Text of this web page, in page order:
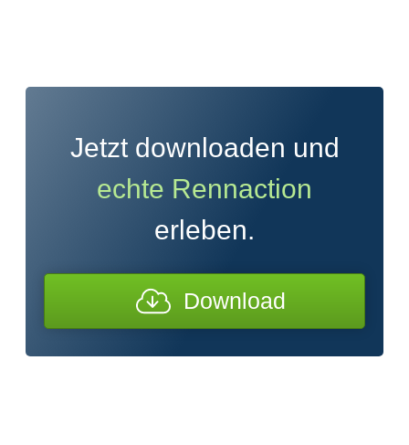
Jetzt downloaden und
echte Rennaction
erleben.
Download